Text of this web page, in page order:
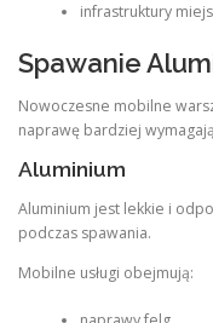
infrastruktury
Spawanie
Nowoczesne mobilne
naprawę bardziej
Aluminium
Aluminium jest lekkie i
podczas spawania.
Mobilne usługi obejmują: